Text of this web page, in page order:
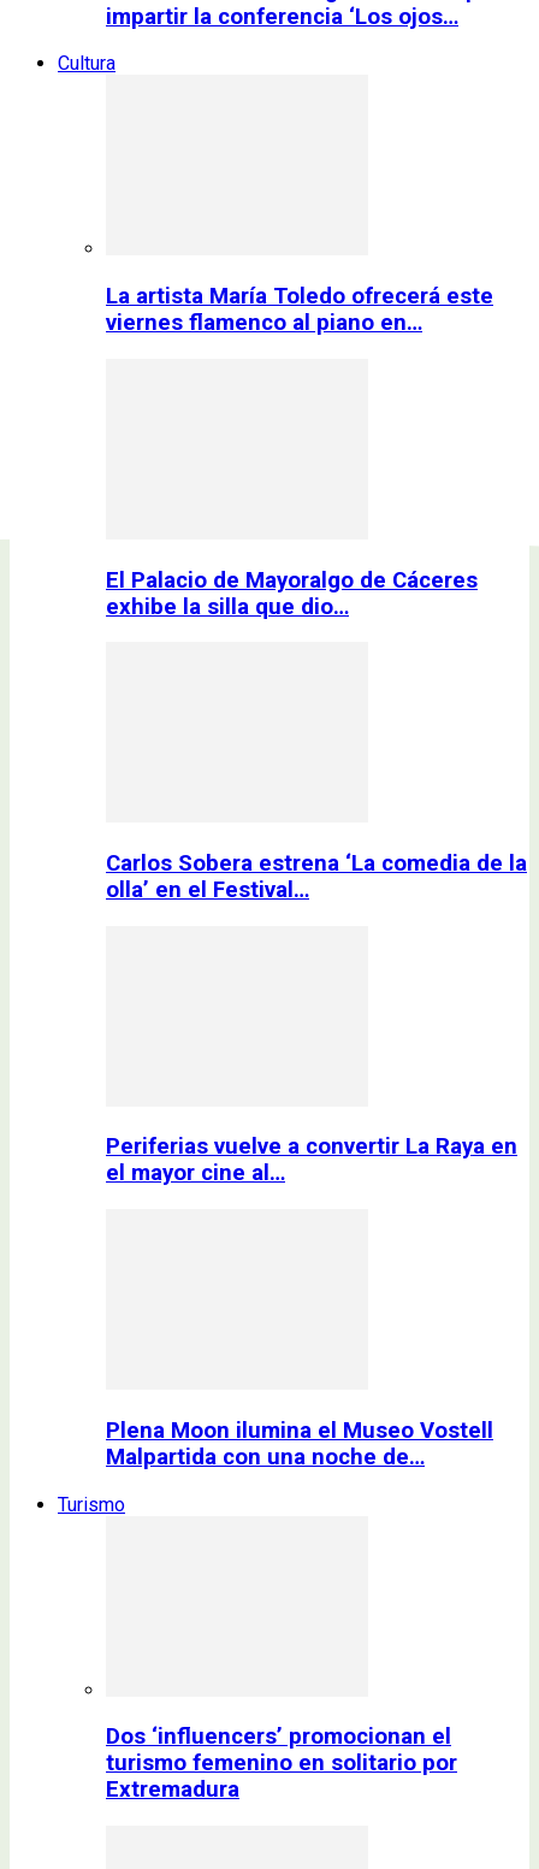
impartir la conferencia ‘Los ojos…
Cultura
La artista María Toledo ofrecerá este
viernes flamenco al piano en…
El Palacio de Mayoralgo de Cáceres
exhibe la silla que dio…
Carlos Sobera estrena ‘La comedia de la
olla’ en el Festival…
Periferias vuelve a convertir La Raya en
el mayor cine al…
Plena Moon ilumina el Museo Vostell
Malpartida con una noche de…
Turismo
Dos ‘influencers’ promocionan el
turismo femenino en solitario por
Extremadura